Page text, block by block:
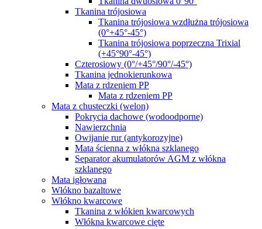
Tkanina trójosiowa
Tkanina trójosiowa wzdłużna trójosiowa
(0°+45°-45°)
Tkanina trójosiowa poprzeczna Trixial
(+45°90°-45°)
Czterosiowy (0°/+45°/90°/-45°)
Tkanina jednokierunkowa
Mata z rdzeniem PP
Mata z rdzeniem PP
Mata z chusteczki (welon)
Pokrycia dachowe (wodoodporne)
Nawierzchnia
Owijanie rur (antykorozyjne)
Mata ścienna z włókna szklanego
Separator akumulatorów AGM z włókna
szklanego
Mata igłowana
Włókno bazaltowe
Włókno kwarcowe
Tkanina z włókien kwarcowych
Włókna kwarcowe cięte